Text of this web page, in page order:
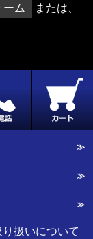
ーム
または、
扱いについて